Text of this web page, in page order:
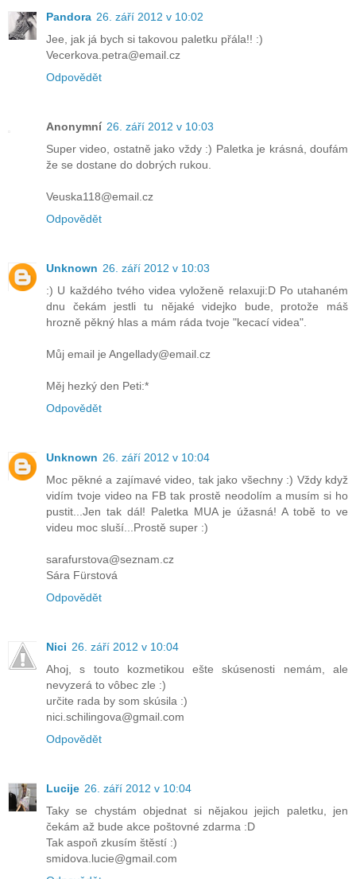
Pandora 26. září 2012 v 10:02
Jee, jak já bych si takovou paletku přála!! :)
Vecerkova.petra@email.cz
Odpovědět
Anonymní 26. září 2012 v 10:03
Super video, ostatně jako vždy :) Paletka je krásná, doufám
že se dostane do dobrých rukou.
Veuska118@email.cz
Odpovědět
Unknown 26. září 2012 v 10:03
:) U každého tvého videa vyloženě relaxuji:D Po utahaném
dnu čekám jestli tu nějaké videjko bude, protože máš
hrozně pěkný hlas a mám ráda tvoje "kecací videa".
Můj email je Angellady@email.cz
Měj hezký den Peti:*
Odpovědět
Unknown 26. září 2012 v 10:04
Moc pěkné a zajímavé video, tak jako všechny :) Vždy když
vidím tvoje video na FB tak prostě neodolím a musím si ho
pustit...Jen tak dál! Paletka MUA je úžasná! A tobě to ve
videu moc sluší...Prostě super :)
sarafurstova@seznam.cz
Sára Fürstová
Odpovědět
Nici 26. září 2012 v 10:04
Ahoj, s touto kozmetikou ešte skúsenosti nemám, ale
nevyzerá to vôbec zle :)
určite rada by som skúsila :)
nici.schilingova@gmail.com
Odpovědět
Lucije 26. září 2012 v 10:04
Taky se chystám objednat si nějakou jejich paletku, jen
čekám až bude akce poštovné zdarma :D
Tak aspoň zkusím štěstí :)
smidova.lucie@gmail.com